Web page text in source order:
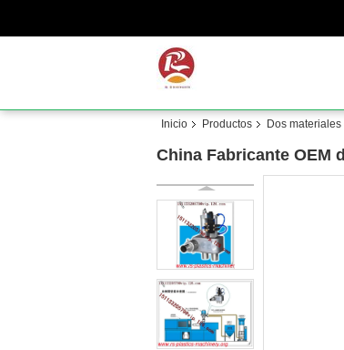
Inicio Productos Dos
China Fabricante OEM